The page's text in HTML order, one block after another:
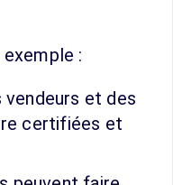
:
vendeurs et des
certifiées et